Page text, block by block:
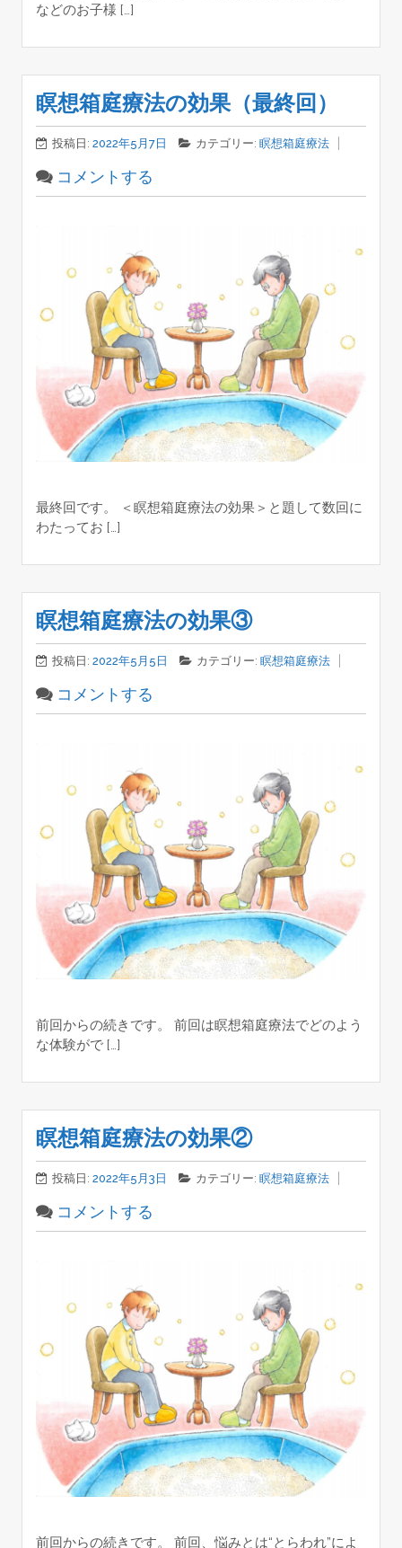
などのお子様 […]
瞑想箱庭療法の効果（最終回）
投稿日: 2022年5月7日 カテゴリー: 瞑想箱庭療法
コメントする
最終回です。 ＜瞑想箱庭療法の効果＞と題して数回に
わたってお […]
瞑想箱庭療法の効果③
投稿日: 2022年5月5日 カテゴリー: 瞑想箱庭療法
コメントする
前回からの続きです。 前回は瞑想箱庭療法でどのよう
な体験がで […]
瞑想箱庭療法の効果②
投稿日: 2022年5月3日 カテゴリー: 瞑想箱庭療法
コメントする
前回からの続きです。 前回、悩みとは“とらわれ”によ